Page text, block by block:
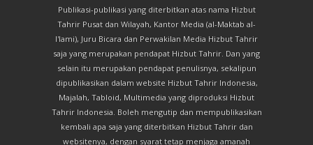
Publikasi-publikasi yang diterbitkan atas nama Hizbut
Tahrir Pusat dan Wilayah, Kantor Media (al-Maktab al-
I'lami), Juru Bicara dan Perwakilan Media Hizbut Tahrir
saja yang merupakan pendapat Hizbut Tahrir. Dan yang
selain itu merupakan pendapat penulisnya, sekalipun
dipublikasikan dalam website Hizbut Tahrir Indonesia,
Majalah, Tabloid, Multimedia yang diproduksi Hizbut
Tahrir Indonesia. Boleh mengutip dan mempublikasikan
kembali apa saja yang diterbitkan Hizbut Tahrir dan
websitenya, dengan syarat tetap menjaga amanah